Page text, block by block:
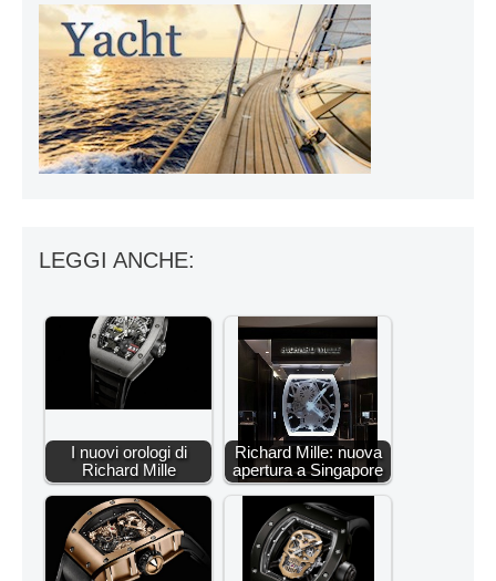
LEGGI ANCHE:
I nuovi orologi di
Richard Mille
Richard Mille: nuova
apertura a Singapore